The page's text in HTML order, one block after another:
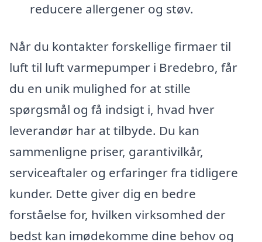
reducere allergener og støv.
Når du kontakter forskellige firmaer til
luft til luft varmepumper i Bredebro, får
du en unik mulighed for at stille
spørgsmål og få indsigt i, hvad hver
leverandør har at tilbyde. Du kan
sammenligne priser, garantivilkår,
serviceaftaler og erfaringer fra tidligere
kunder. Dette giver dig en bedre
forståelse for, hvilken virksomhed der
bedst kan imødekomme dine behov og